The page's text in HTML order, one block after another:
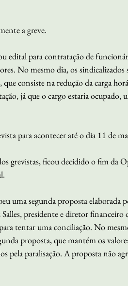
a greve.
edital para contratação de
No mesmo dia, os sindicalizados
consiste na redução da carga
já que o cargo estaria ocupado,
para acontecer até o dia 11 de
grevistas, ficou decidido o fim da
uma segunda proposta elaborada
presidente e diretor
tentar uma conciliação. No
proposta, que mantém os
pela paralisação. A proposta não